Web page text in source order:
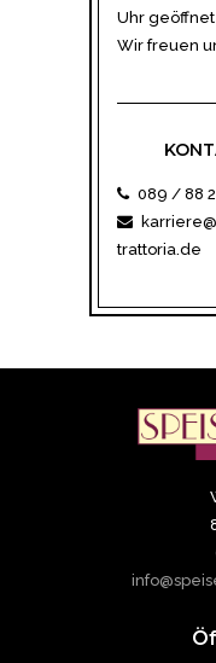
Uhr geöffnet
Wir freuen
089 / 88
trattoria.de